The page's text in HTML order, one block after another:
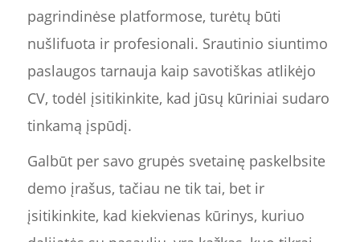
pagrindinėse platformose, turėtų būti
nušlifuota ir profesionali. Srautinio siuntimo
paslaugos tarnauja kaip savotiškas atlikėjo
CV, todėl įsitikinkite, kad jūsų kūriniai sudaro
tinkamą įspūdį.
Galbūt per savo grupės svetainę paskelbsite
demo įrašus, tačiau ne tik tai, bet ir
įsitikinkite, kad kiekvienas kūrinys, kuriuo